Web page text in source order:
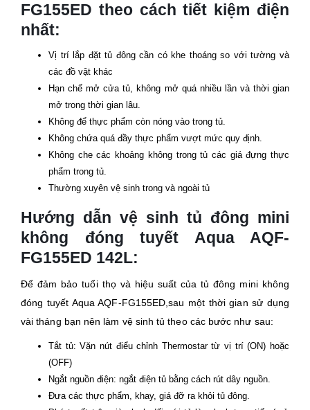
FG155ED theo cách tiết kiệm điện
nhất:
Vị trí lắp đặt tủ đông cần có khe thoáng so với tường và
các đồ vật khác
Hạn chế mở cửa tủ, không mở quá nhiều lần và thời gian
mở trong thời gian lâu.
Không để thực phẩm còn nóng vào trong tủ.
Không chứa quá đầy thực phẩm vượt mức quy định.
Không che các khoảng không trong tủ các giá đựng thực
phẩm trong tủ.
Thường xuyên vệ sinh trong và ngoài tủ
Hướng dẫn vệ sinh tủ đông mini
không đóng tuyết Aqua AQF-
FG155ED 142L:
Để đảm bảo tuổi thọ và hiệu suất của tủ đông mini không
đóng tuyết Aqua AQF-FG155ED,sau một thời gian sử dụng
vài tháng bạn nên làm vệ sinh tủ theo các bước như sau:
Tắt tủ: Vặn nút điểu chỉnh Thermostar từ vị trí (ON) hoặc
(OFF)
Ngắt nguồn điện: ngắt điện tủ bằng cách rút dây nguồn.
Đưa các thực phẩm, khay, giá đỡ ra khỏi tủ đông.